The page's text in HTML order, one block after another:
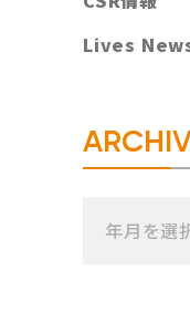
Lives
年月を選